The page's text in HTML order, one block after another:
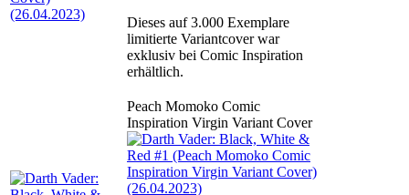
Dieses auf 3.000 Exemplare
limitierte Variantcover war
exklusiv bei Comic Inspiration
erhältlich.
Peach Momoko Comic
Inspiration Virgin Variant Cover